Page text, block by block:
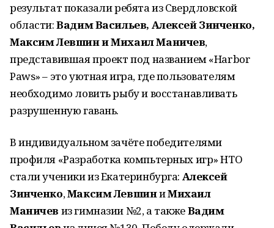
результат показали ребята из Свердловской
области:Вадим Васильев, Алексей Зинченко,
Максим Левшин и Михаил Маничев,
представившая проект под названием «Harbor
Paws» – это уютная игра, где пользователям
необходимо ловить рыбу и восстанавливать
разрушенную гавань.
В индивидуальном зачёте победителями
профиля «Разработка компьтерных игр» НТО
стали ученики из Екатеринбурга: Алексей
Зинченко,Максим ЛевшиниМихаил
Маничев из гимназии №2, а такжеВадим